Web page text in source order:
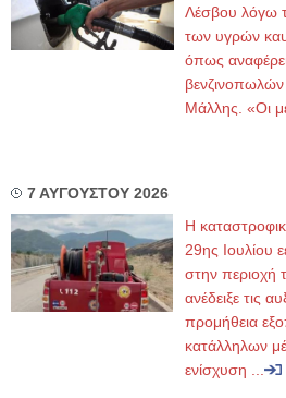
Λέσβου λόγω
των υγρών
όπως
Μάλλης. «Οι
7 ΑΥΓΟΥΣΤΟΥ 2026
Η
29ης Ιουλίου
στην περιοχή
ανέδειξε τις
προμήθεια
κατάλληλων
ενίσχυση ...